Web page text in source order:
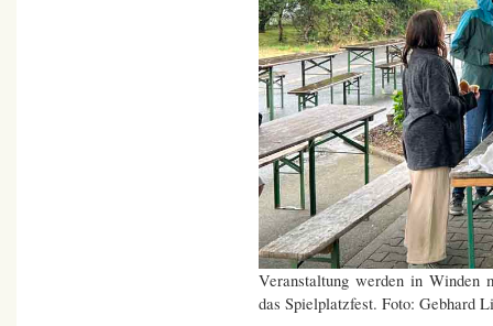
Veranstaltung werden in
das Spielplatzfest. Foto: Gebhard